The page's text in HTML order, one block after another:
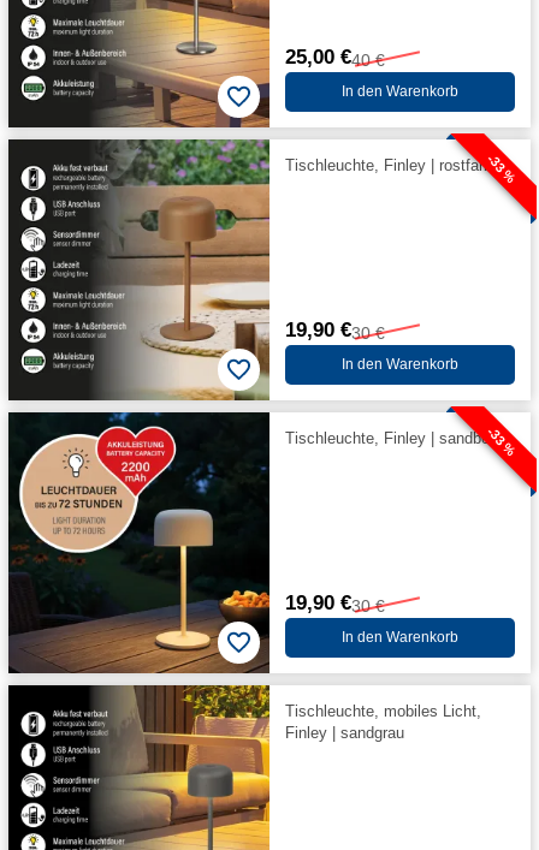
25,00 €40 €
In den Warenkorb
-33 %
Tischleuchte, Finley | rostfarben
19,90 €30 €
In den Warenkorb
-33 %
Tischleuchte, Finley | sandbeige
19,90 €30 €
In den Warenkorb
Tischleuchte, mobiles Licht,
Finley | sandgrau